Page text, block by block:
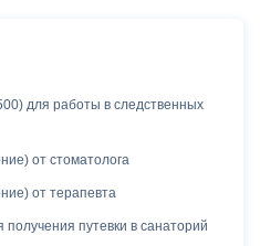
для работы в следственных
от стоматолога
от терапевта
путевки в санаторий